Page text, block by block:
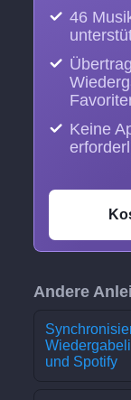
46
Keine
Andere
und Spotify